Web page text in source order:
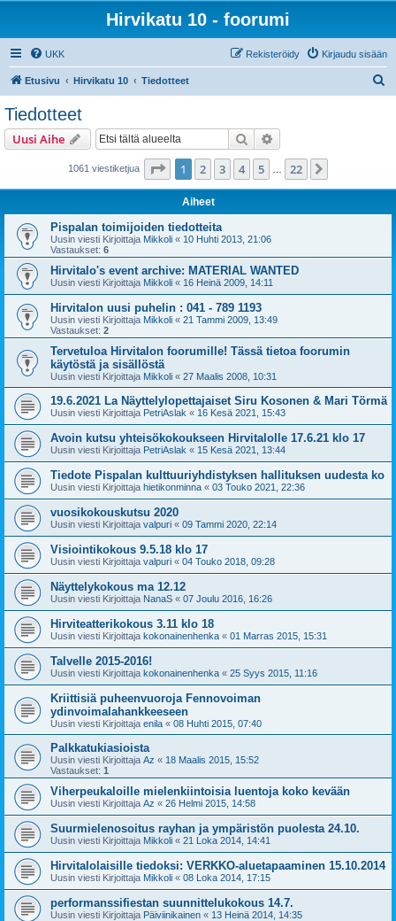
Hirvikatu 10 - foorumi
UKK Kirjaudu sisään
Rekisteröidy
Etusivu Hirvikatu 10 Tiedotteet
Tiedotteet
Uusi Aihe Etsi
1061 viestiketjua Sivu /22
1 2 3 4 5 22
Aiheet
Pispalan toimijoiden tiedotteita
Uusin viesti Kirjoittaja Mikkoli « 10 Huhti 2013, 21:06
Vastaukset: 6
Hirvitalo's event archive: MATERIAL WANTED
Uusin viesti Kirjoittaja Mikkoli « 16 Heinä 2009, 14:11
Hirvitalon uusi puhelin : 041 - 789 1193
Uusin viesti Kirjoittaja Mikkoli « 21 Tammi 2009, 13:49
Vastaukset: 2
Tervetuloa Hirvitalon foorumille! Tässä tietoa foorumin
käytöstä ja sisällöstä
Uusin viesti Kirjoittaja Mikkoli « 27 Maalis 2008, 10:31
19.6.2021 La Näyttelylopettajaiset Siru Kosonen & Mari Törmä
Uusin viesti Kirjoittaja PetriAslak « 16 Kesä 2021, 15:43
Avoin kutsu yhteisökokoukseen Hirvitalolle 17.6.21 klo 17
Uusin viesti Kirjoittaja PetriAslak « 15 Kesä 2021, 13:44
Tiedote Pispalan kulttuuriyhdistyksen hallituksen uudesta ko
Uusin viesti Kirjoittaja hietikonminna « 03 Touko 2021, 22:36
vuosikokouskutsu 2020
Uusin viesti Kirjoittaja valpuri « 09 Tammi 2020, 22:14
Visiointikokous 9.5.18 klo 17
Uusin viesti Kirjoittaja valpuri « 04 Touko 2018, 09:28
Näyttelykokous ma 12.12
Uusin viesti Kirjoittaja NanaS « 07 Joulu 2016, 16:26
Hirviteatterikokous 3.11 klo 18
Uusin viesti Kirjoittaja kokonainenhenka « 01 Marras 2015, 15:31
Talvelle 2015-2016!
Uusin viesti Kirjoittaja kokonainenhenka « 25 Syys 2015, 11:16
Kriittisiä puheenvuoroja Fennovoiman
ydinvoimalahankkeeseen
Uusin viesti Kirjoittaja enila « 08 Huhti 2015, 07:40
Palkkatukiasioista
Uusin viesti Kirjoittaja Az « 18 Maalis 2015, 15:52
Vastaukset: 1
Viherpeukaloille mielenkiintoisia luentoja koko kevään
Uusin viesti Kirjoittaja Az « 26 Helmi 2015, 14:58
Suurmielenosoitus rayhan ja ympäristön puolesta 24.10.
Uusin viesti Kirjoittaja Mikkoli « 21 Loka 2014, 14:41
Hirvitalolaisille tiedoksi: VERKKO-aluetapaaminen 15.10.2014
Uusin viesti Kirjoittaja Mikkoli « 08 Loka 2014, 17:15
performanssifiestan suunnittelukokous 14.7.
Uusin viesti Kirjoittaja Päiviinikainen « 13 Heinä 2014, 14:35